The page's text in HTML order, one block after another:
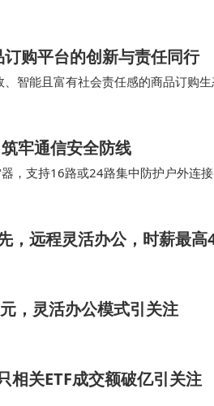
购平台的创新与责任同行
智能且富有社会责任感的商品订购
做出贡献。平台不夸大合规优势、不
牢通信安全防线
，支持16路或24路集中防护户外连
20mA信号防雷器，保护工业控制通信
，远程灵活办公，时薪最高
，灵活办公模式引关注
相关ETF成交额破亿引关注